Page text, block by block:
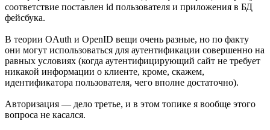
соответствие поставлен id пользователя и приложения в БД
фейсбука.
В теории OAuth и OpenID вещи очень разные, но по факту
они могут использоваться для аутентификации совершенно на
равных условиях (когда аутентифицирующий сайт не требует
никакой информации о клиенте, кроме, скажем,
идентификатора пользователя, чего вполне достаточно).
Авторизация — дело третье, и в этом топике я вообще этого
вопроса не касался.